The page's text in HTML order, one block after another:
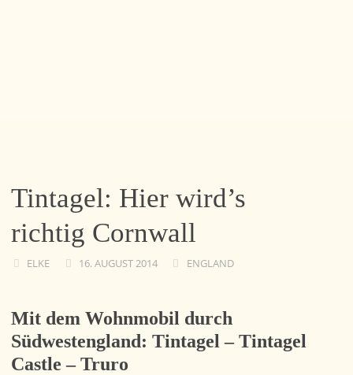
Tintagel: Hier wird’s
richtig Cornwall
ELKE 16. AUGUST 2014 ENGLAND
Mit dem Wohnmobil durch
Südwestengland: Tintagel – Tintagel
Castle – Truro